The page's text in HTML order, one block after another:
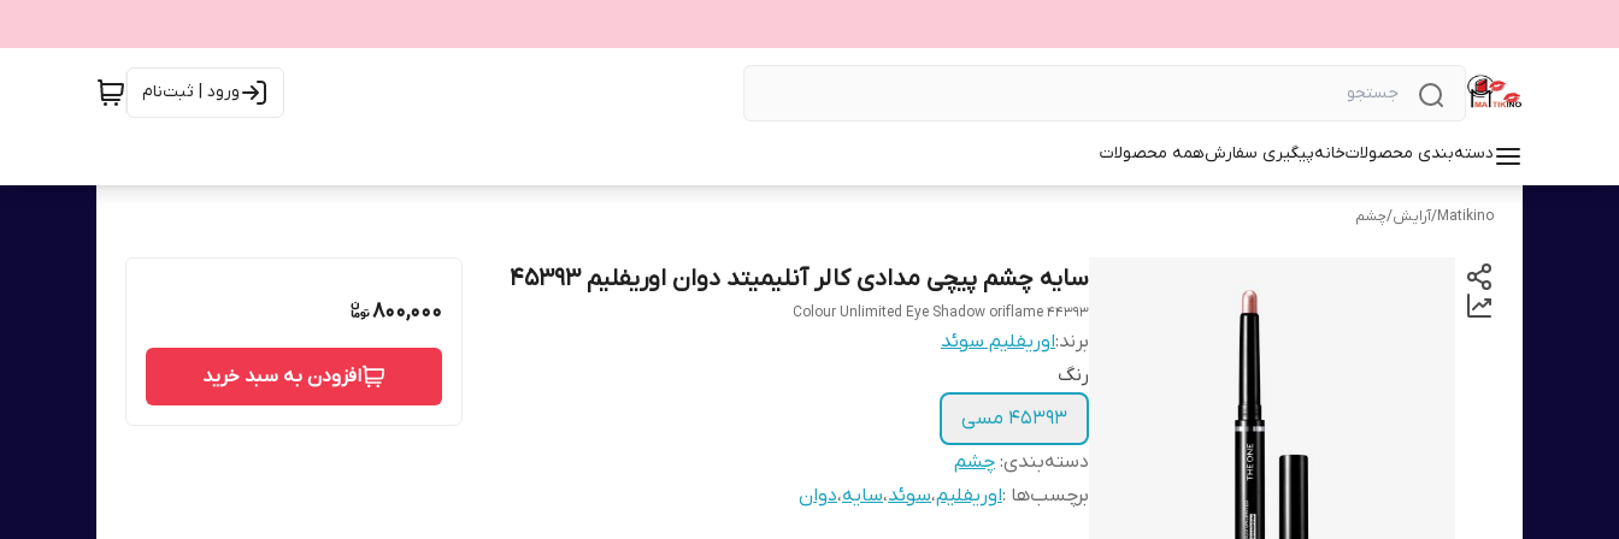
ورود | ثبت‌نام
دسته‌بندی محصولاتخانهپیگیری سفارشهمه محصولات
Matikino
/آرایش/چشم
سایه چشم پیچی مدادی کالر آنلیمیتد دوان اوریفلیم 45393
Colour Unlimited Eye Shadow oriflame 44393
برند:اوریفلیم سوئد
رنگ
45393 مسی
دسته‌بندی: چشم
برچسب‌ها :اوریفلیم،سوئد،سایه،دوان
800,000
افزودن به سبد خرید